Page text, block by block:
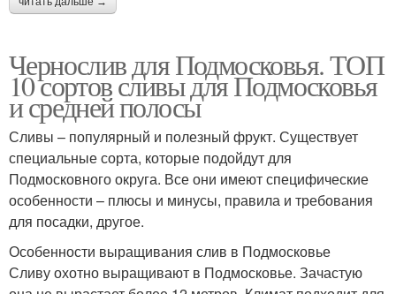
Чернослив для Подмосковья. ТОП
10 сортов сливы для Подмосковья
и средней полосы
Сливы – популярный и полезный фрукт. Существует
специальные сорта, которые подойдут для
Подмосковного округа. Все они имеют специфические
особенности – плюсы и минусы, правила и требования
для посадки, другое.
Особенности выращивания слив в Подмосковье
Сливу охотно выращивают в Подмосковье. Зачастую